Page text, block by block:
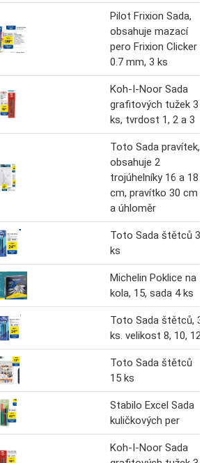
Pilot Frixion Sada,
obsahuje mazací
pero Frixion Clicker
0.7 mm, 3 ks
Koh-I-Noor Sada
grafitových tužek 3
ks, tvrdost 1, 2 a 3
Toto Sada pravítek,
obsahuje 2
trojúhelníky 16 a 18
cm, pravítko 30 cm
a úhloměr
Toto Sada štětců 3
ks
Michelin Poklice na
kola, 15, sada 4 ks
Toto Sada štětců, 3
ks. velikost 8, 10, 12
Toto Sada štětců
15 ks
Stabilo Excel Sada
kuličkových per
Koh-I-Noor Sada